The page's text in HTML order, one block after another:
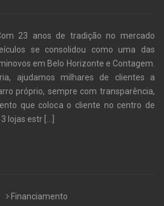
23 anos de tradição no mercado
se consolidou como uma das
em Belo Horizonte e Contagem.
ajudamos milhares de clientes a
próprio, sempre com transparência,
que coloca o cliente no centro de
lojas estr [...]
Financiamento